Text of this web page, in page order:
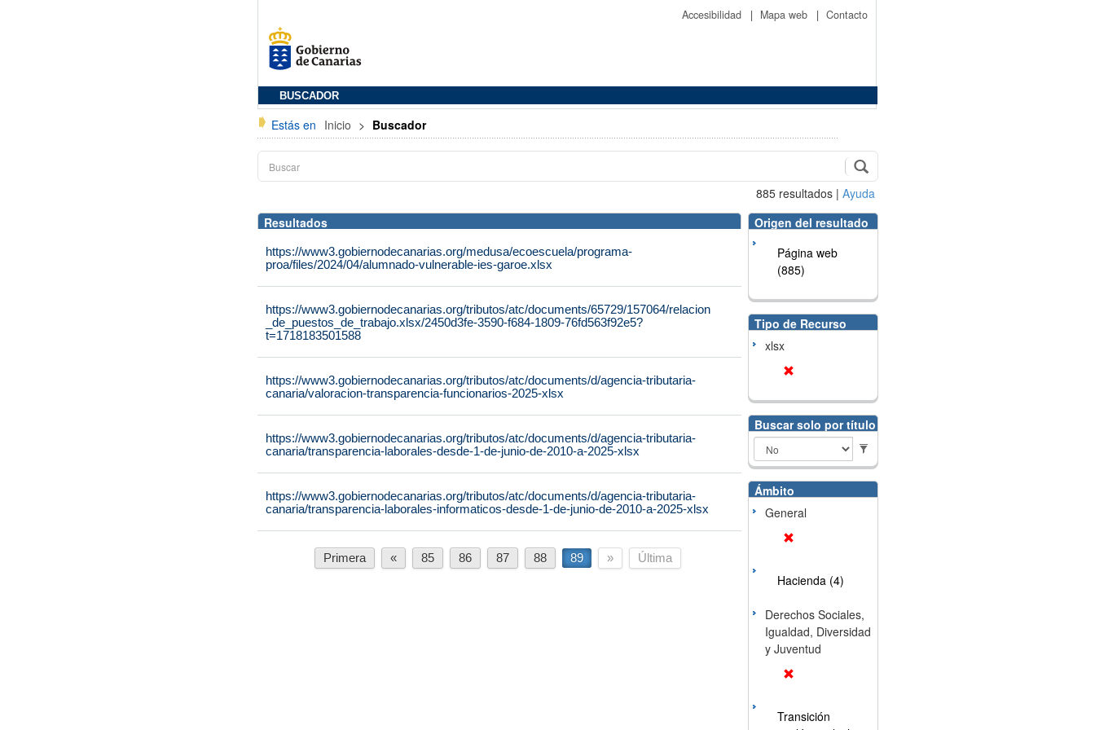
Accesibilidad | Mapa web | Contacto
BUSCADOR
Estás en Inicio > Buscador
885 resultados | Ayuda
Resultados
https://www3.gobiernodecanarias.org/medusa/ecoescuela/programa-
proa/files/2024/04/alumnado-vulnerable-ies-garoe.xlsx
https://www3.gobiernodecanarias.org/tributos/atc/documents/65729/157064/relacion
_de_puestos_de_trabajo.xlsx/2450d3fe-3590-f684-1809-76fd563f92e5?
t=1718183501588
https://www3.gobiernodecanarias.org/tributos/atc/documents/d/agencia-tributaria-
canaria/valoracion-transparencia-funcionarios-2025-xlsx
https://www3.gobiernodecanarias.org/tributos/atc/documents/d/agencia-tributaria-
canaria/transparencia-laborales-desde-1-de-junio-de-2010-a-2025-xlsx
https://www3.gobiernodecanarias.org/tributos/atc/documents/d/agencia-tributaria-
canaria/transparencia-laborales-informaticos-desde-1-de-junio-de-2010-a-2025-xlsx
Primera « 85 86 87 88 89 » Última
Origen del resultado
Página web
(885)
Tipo de Recurso
xlsx
Buscar solo por título
Ámbito
General
Hacienda (4)
Derechos Sociales,
Igualdad, Diversidad
y Juventud
Transición